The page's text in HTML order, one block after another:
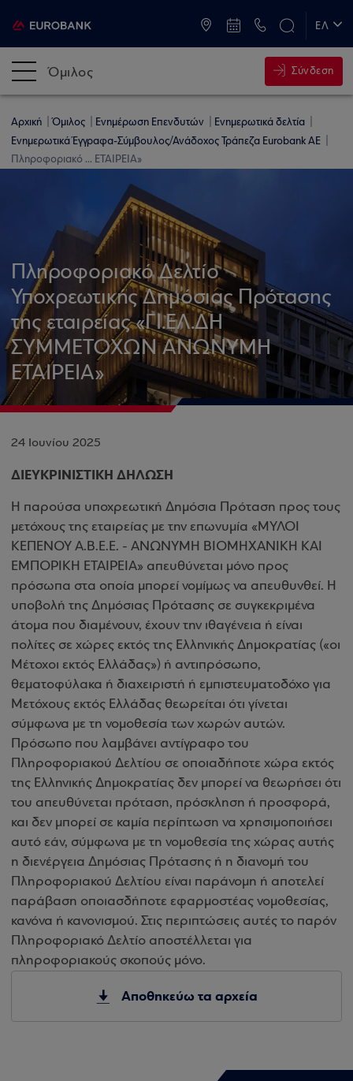
ΕΛ
Όμιλος Σύνδεση
Αρχική Όμιλος Ενημέρωση Επενδυτών
Ενημερωτικά δελτία
Ενημερωτικά Έγγραφα-Σύμβουλος/Ανάδοχος Τράπεζα Eurobank AE
Πληροφοριακό ... ΕΤΑΙΡΕΙΑ»
Πληροφοριακό Δελτίο
Υποχρεωτικής Δημόσιας Πρότασης
της εταιρείας «ΓΙ.ΕΛ.ΔΗ
ΣΥΜΜΕΤΟΧΩΝ ΑΝΩΝΥΜΗ
ΕΤΑΙΡΕΙΑ»
24 Ιουνίου 2025
ΔΙΕΥΚΡΙΝΙΣΤΙΚΗ ΔΗΛΩΣΗ
Η παρούσα υποχρεωτική Δημόσια Πρόταση προς τους
μετόχους της εταιρείας με την επωνυμία «ΜΥΛΟΙ
ΚΕΠΕΝΟΥ Α.Β.Ε.Ε. - ΑΝΩΝΥΜΗ ΒΙΟΜΗΧΑΝΙΚΗ ΚΑΙ
ΕΜΠΟΡΙΚΗ ΕΤΑΙΡΕΙΑ» απευθύνεται μόνο προς
πρόσωπα στα οποία μπορεί νομίμως να απευθυνθεί. Η
υποβολή της Δημόσιας Πρότασης σε συγκεκριμένα
άτομα που διαμένουν, έχουν την ιθαγένεια ή είναι
πολίτες σε χώρες εκτός της Ελληνικής Δημοκρατίας («οι
Μέτοχοι εκτός Ελλάδας») ή αντιπρόσωπο,
θεματοφύλακα ή διαχειριστή ή εμπιστευματοδόχο για
Μετόχους εκτός Ελλάδας θεωρείται ότι γίνεται
σύμφωνα με τη νομοθεσία των χωρών αυτών.
Πρόσωπο που λαμβάνει αντίγραφο του
Πληροφοριακού Δελτίου σε οποιαδήποτε χώρα εκτός
της Ελληνικής Δημοκρατίας δεν μπορεί να θεωρήσει ότι
του απευθύνεται πρόταση, πρόσκληση ή προσφορά,
και δεν μπορεί σε καμία περίπτωση να χρησιμοποιήσει
αυτό εάν, σύμφωνα με τη νομοθεσία της χώρας αυτής
η διενέργεια Δημόσιας Πρότασης ή η διανομή του
Πληροφοριακού Δελτίου είναι παράνομη ή αποτελεί
παράβαση οποιασδήποτε εφαρμοστέας νομοθεσίας,
κανόνα ή κανονισμού. Στις περιπτώσεις αυτές το παρόν
Πληροφοριακό Δελτίο αποστέλλεται για
πληροφοριακούς σκοπούς μόνο.
Αποθηκεύω τα αρχεία